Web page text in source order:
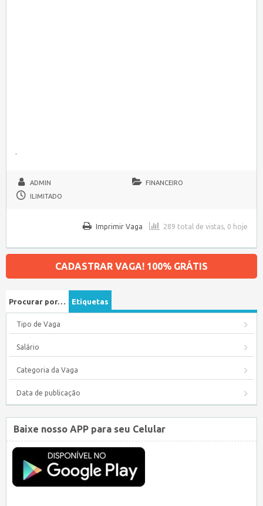
.
ADMIN
FINANCEIRO
ILIMITADO
289 total de vistas, 0 hoje
Imprimir Vaga
CADASTRAR VAGA! 100% GRÁTIS
Procurar por… Etiquetas
Tipo de Vaga
Salário
Categoria da Vaga
Data de publicação
Baixe nosso APP para seu Celular